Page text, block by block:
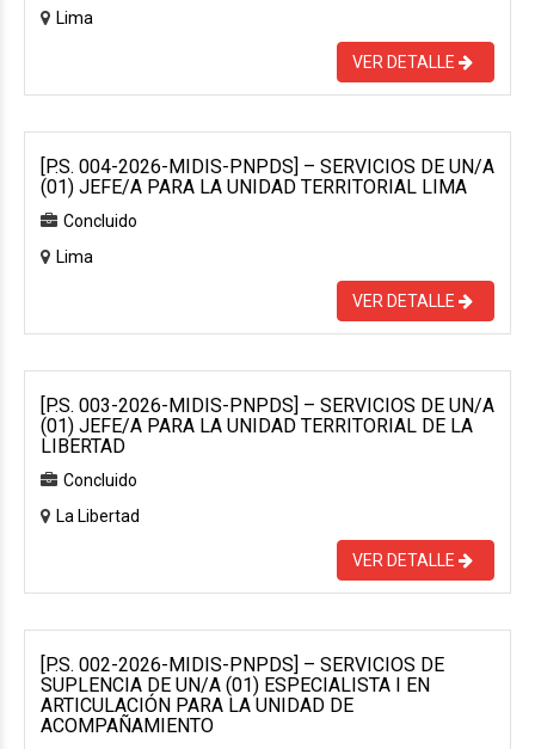
Lima
VER DETALLE
[P.S. 004-2026-MIDIS-PNPDS] – SERVICIOS DE UN/A
(01) JEFE/A PARA LA UNIDAD TERRITORIAL LIMA
Concluido
Lima
VER DETALLE
[P.S. 003-2026-MIDIS-PNPDS] – SERVICIOS DE UN/A
(01) JEFE/A PARA LA UNIDAD TERRITORIAL DE LA
LIBERTAD
Concluido
La Libertad
VER DETALLE
[P.S. 002-2026-MIDIS-PNPDS] – SERVICIOS DE
SUPLENCIA DE UN/A (01) ESPECIALISTA I EN
ARTICULACIÓN PARA LA UNIDAD DE
ACOMPAÑAMIENTO